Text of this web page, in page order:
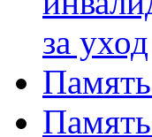
за уход